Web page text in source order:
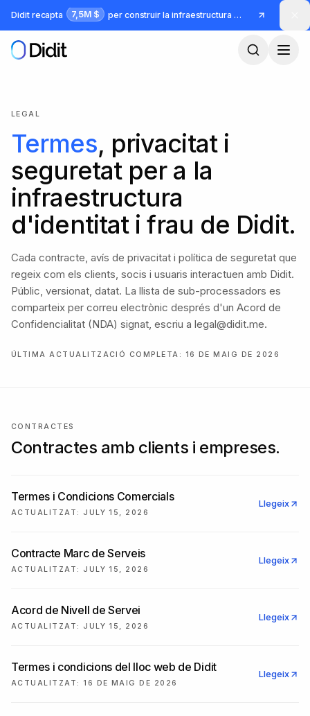
Ves al contingut principal
Didit recapta 7,5M $ per construir la infraestructura per a identitat i frau
LEGAL
Termes, privacitat i
seguretat per a la
infraestructura
d'identitat i frau de Didit.
Cada contracte, avís de privacitat i política de seguretat que
regeix com els clients, socis i usuaris interactuen amb Didit.
Públic, versionat, datat. La llista de sub-processadors es
comparteix per correu electrònic després d'un Acord de
Confidencialitat (NDA) signat, escriu a legal@didit.me.
ÚLTIMA ACTUALITZACIÓ COMPLETA: 16 DE MAIG DE 2026
CONTRACTES
Contractes amb clients i empreses.
Termes i Condicions Comercials
ACTUALITZAT : JULY 15, 2026
Llegeix
Contracte Marc de Serveis
ACTUALITZAT : JULY 15, 2026
Llegeix
Acord de Nivell de Servei
ACTUALITZAT : JULY 15, 2026
Llegeix
Termes i condicions del lloc web de Didit
ACTUALITZAT : 16 DE MAIG DE 2026
Llegeix